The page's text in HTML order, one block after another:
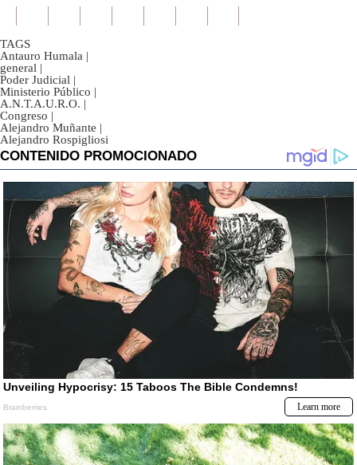
TAGS
Antauro Humala |
general |
Poder Judicial |
Ministerio Público |
A.N.T.A.U.R.O. |
Congreso |
Alejandro Muñante |
Alejandro Rospigliosi